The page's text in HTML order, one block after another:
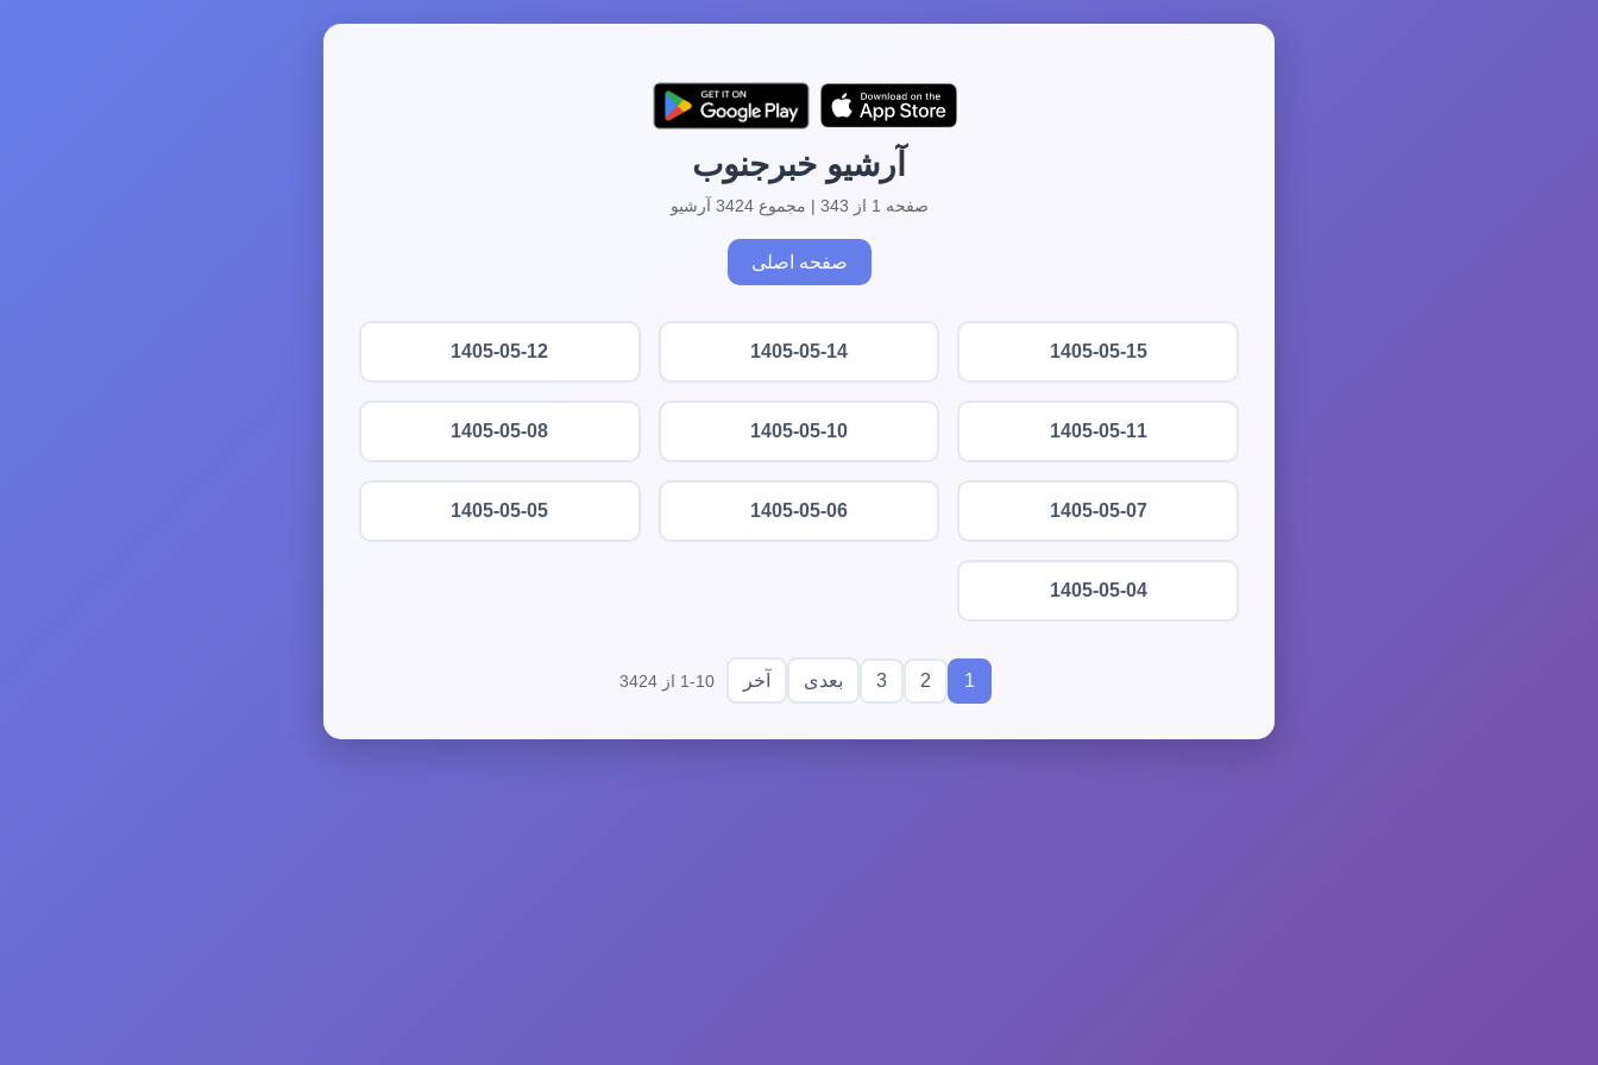
آرشیو خبرجنوب
صفحه 1 از 343 | مجموع 3424 آرشیو
صفحه اصلی
1405-05-15
1405-05-14
1405-05-12
1405-05-11
1405-05-10
1405-05-08
1405-05-07
1405-05-06
1405-05-05
1405-05-04
1
2
3 بعدی آخر 1-10 از 3424